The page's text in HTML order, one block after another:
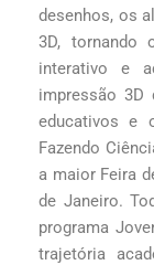
desenhos, os
3D, tornando
interativo e
impressão 3D
educativos e
Fazendo
a maior Feira
de Janeiro.
programa
trajetória